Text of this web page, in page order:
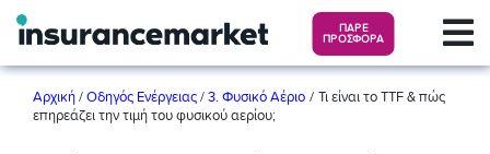
ΠΑΡΕ
ΠΡΟΣΦΟΡΑ
Αρχική / Οδηγός Ενέργειας / 3. Φυσικό Αέριο / Τι είναι το TTF & πώς
επηρεάζει την τιμή του φυσικού αερίου;